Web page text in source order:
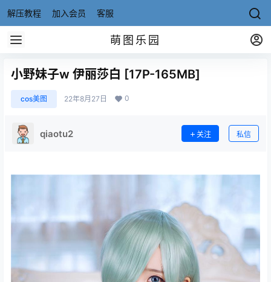
解压教程 加入会员 客服
萌图乐园
小野妹子w 伊丽莎白 [17P-165MB]
cos美图 22年8月27日 0
qiaotu2 关注 私信